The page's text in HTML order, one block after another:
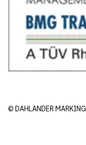
© DAHLANDER MARKING